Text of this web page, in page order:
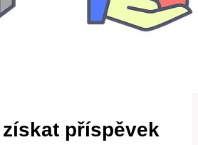
příspěvek